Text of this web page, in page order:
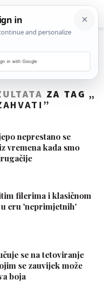
ZA TAG „
”
neprestano se
vremena kada smo
filerima i klasičnom
eru 'neprimjetnih'
se na tetoviranje
se zauvijek može
boja
in with Google